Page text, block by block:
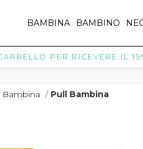
BAMBINA BAMBINO
PER RICEVERE IL 15% DI
/ Pull Bambina